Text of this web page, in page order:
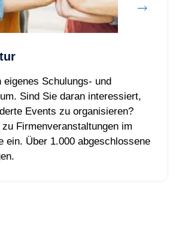
eigenes Schulungs- und
Sind Sie daran interessiert,
Events zu organisieren?
Firmenveranstaltungen im
ein. Über 1.000 abgeschlossene